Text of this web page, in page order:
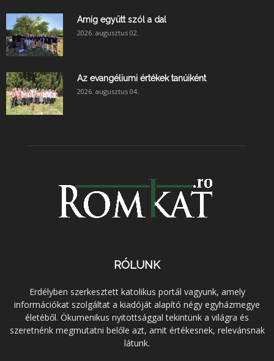
Amíg együtt szól a dal
2026. augusztus 02.
Az evangéliumi értékek tanúiként
2026. augusztus 04.
RÓLUNK
Erdélyben szerkesztett katolikus portál vagyunk, amely
információkat szolgáltat a kiadóját alapító négy egyházmegye
életéből. Ökumenikus nyitottsággal tekintünk a világra és
szeretnénk megmutatni belőle azt, amit értékesnek, relevánsnak
látunk.